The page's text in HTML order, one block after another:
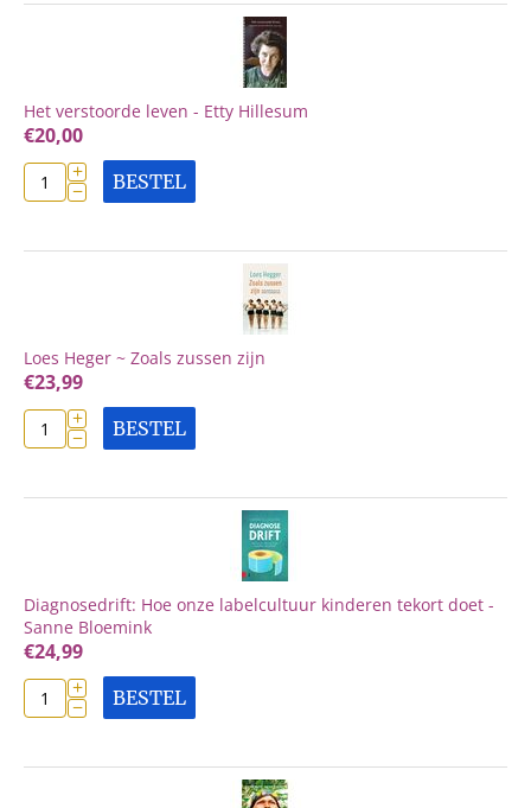
Het verstoorde leven - Etty Hillesum
€20,00
+
− BESTEL
Loes Heger ~ Zoals zussen zijn
€23,99
+
− BESTEL
Diagnosedrift: Hoe onze labelcultuur kinderen tekort doet -
Sanne Bloemink
€24,99
+
− BESTEL